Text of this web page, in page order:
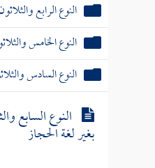
النوع الرابع
النوع الخامس
النوع السادس
النوع السابع
بغير لغة الحجاز